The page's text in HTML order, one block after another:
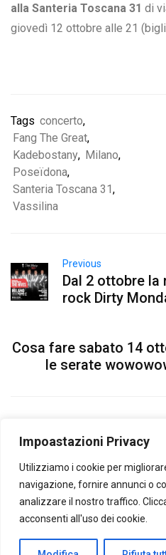
Impoastazioni Privacy
Utilizziamo i cookie per
navigazione, fornire annunci o
analizzare il nostro traffico.
acconsenti all'uso dei cookie.
alla Santeria Toscana 31 di
giovedì 12 ottobre alle 21
Tags concerto,
Fang The Great,
Kadebostany, Milano,
Poseïdona,
Santeria Toscana 31 ,
Vassilina
Previous
Dal 2 ottobre la
rock Dirty
Cosa fare sabato 14
le serate
SOLO IL